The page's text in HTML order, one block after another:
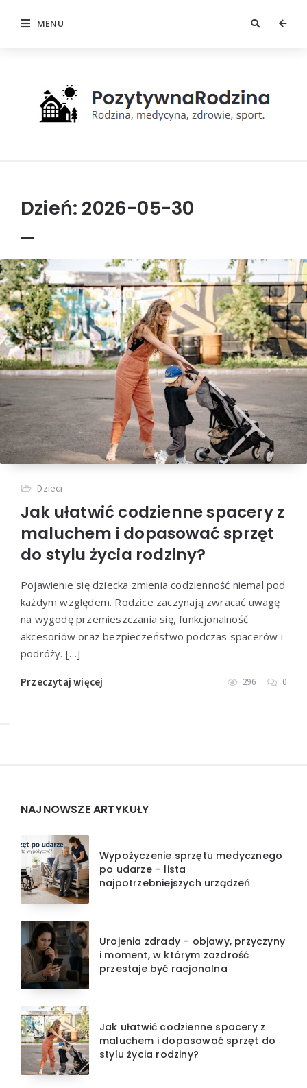
MENU
Dzień: 2026-05-30
Dzieci
Jak ułatwić codzienne spacery z
maluchem i dopasować sprzęt
do stylu życia rodziny?
Pojawienie się dziecka zmienia codzienność niemal pod
każdym względem. Rodzice zaczynają zwracać uwagę
na wygodę przemieszczania się, funkcjonalność
akcesoriów oraz bezpieczeństwo podczas spacerów i
podróży. […]
Przeczytaj więcej 296 0
NAJNOWSZE ARTYKUŁY
Wypożyczenie sprzętu medycznego
po udarze – lista
najpotrzebniejszych urządzeń
Urojenia zdrady – objawy, przyczyny
i moment, w którym zazdrość
przestaje być racjonalna
Jak ułatwić codzienne spacery z
maluchem i dopasować sprzęt do
stylu życia rodziny?